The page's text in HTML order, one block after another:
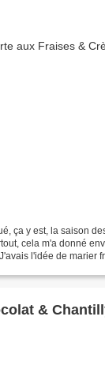
ça y est, la saison
cela m'a donné
l'idée de marier
&